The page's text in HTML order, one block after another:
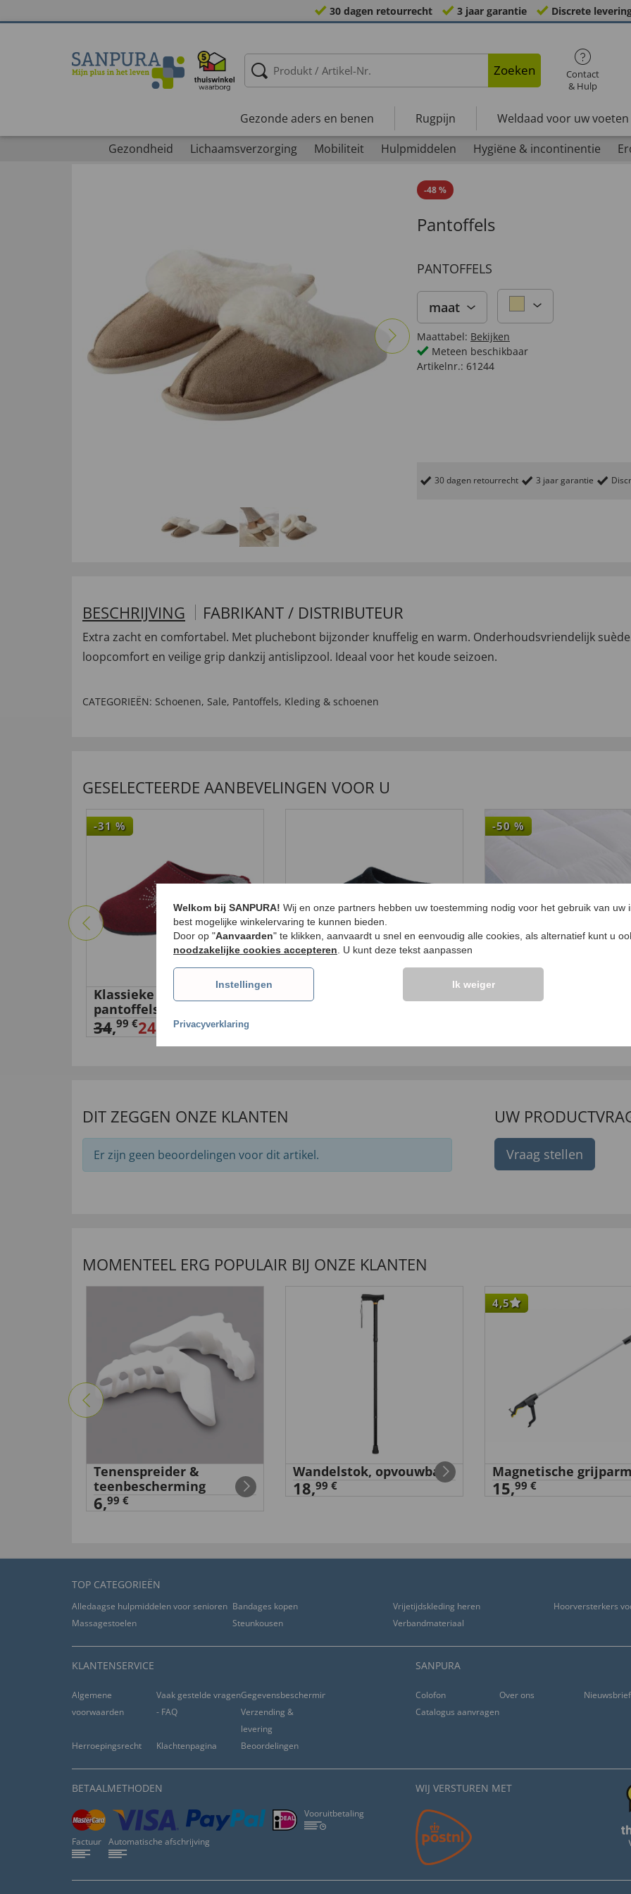
30 dagen retourrecht 3 jaar garantie Discrete
Zoeken
Contact
& Hulp
Gezonde aders en benen Rugpijn Weldaad voor uw voeten
Gezondheid
Lichaamsverzorging Mobiliteit Hulpmiddelen Hygiëne & incontinentie
-48%
Pantoffels
PANTOFFELS
maat
Maattabel: Bekijken
Meteen beschikbaar
Artikelnr.: 61244
30 dagen retourrecht 3 jaar garantie
BESCHRIJVING FABRIKANT / DISTRIBUTEUR
Extra zacht en comfortabel. Met pluchebont bijzonder knuffelig en warm. Onderhoudsvriendelijk
loopcomfort en veilige grip dankzij antislipzool. Ideaal voor het koude seizoen.
CATEGORIEËN: Schoenen, Sale, Pantoffels, Kleding & schoenen
GESELECTEERDE AANBEVELINGEN VOOR U
-31 %
Klassieke wolvilten
pantoffels
34,99 €24, 00 €
Damesslippers
-50 %
DIT ZEGGEN ONZE KLANTEN
Er zijn geen beoordelingen voor dit artikel.
UW
Vraag stellen
MOMENTEEL ERG POPULAIR BIJ ONZE KLANTEN
Tenenspreider &
teenbescherming
6,99 €
Wandelstok, opvouwbaar
18,99 €
4,5
Magnetische grijparm
15,99 €
TOP CATEGORIEËN
Alledaagse hulpmiddelen voor senioren Bandages kopen Vrijetijdskleding heren Hoorversterkers
Massagestoelen
Steunkousen Verbandmateriaal
KLANTENSERVICE
Algemene
voorwaarden
Vaak gestelde vragen
- FAQ
Gegevensbescherming
Verzending &
levering
Herroepingsrecht
Klachtenpagina Beoordelingen
SANPURA
Colofon Over ons
Nieuwsbrief
Catalogus aanvragen
BETAALMETHODEN
Vooruitbetaling
Factuur Automatische afschrijving
WIJ VERSTUREN MET
Welkom bij SANPURA! Wij en onze partners hebben uw toestemming nodig voor het gebruik van uw
best mogelijke winkelervaring te kunnen bieden.
Door op "Aanvaarden" te klikken, aanvaardt u snel en eenvoudig alle cookies, als alternatief kunt u
noodzakelijke cookies accepteren . U kunt deze tekst aanpassen
Instellingen Ik weiger
Privacyverklaring